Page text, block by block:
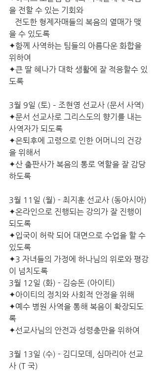
을 전할 수 있는 기회와
전도한 형제자매들의 복음의 열매가 맺
을 수 있도록
✦함께 사역하는 팀들의 아름다운 화합을
위하여
✦큰 딸 혜나가 대학 생활에 잘 적응할수 있
도록
3월 9일 (토) – 조현영 선교사 (문서 사역)
✦문서 선교사로 그리스도의 향기를 내는
사역자가 되도록
✦은퇴후에 고령으로 인한 어머니의 건강
을 위해서
✦산 출판사가 복음의 통로 역할을 잘 감당
하도록
3월 11일 (월) - 최지훈 선교사 (동아시아)
✦온라인으로 진행되는 강의가 잘 진행이
되도록
✦입국이 허락 되어 대면으로 수업을 할 수
있도록
✦3 자녀들의 가정에 하나님의 위로와 평강
이 넘치도록
3월 12일 (화) - 김승돈 (아이티)
✦아이티의 정치와 사회적 안정을 위해
✦예수 병원 사역을 통해 복음이 확장되도
록
✦선교사님의 안전과 성령충만을 위하여
3월 13일 (수) - 김디모데, 심마리아 선교
사 (T 국)